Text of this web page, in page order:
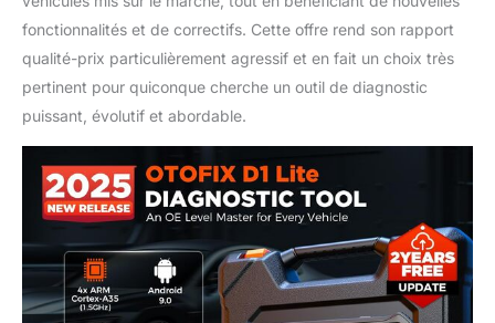
fonctionnalités et de correctifs. Cette offre rend son rapport
qualité-prix particulièrement agressif et en fait un choix très
pertinent pour quiconque cherche un outil de diagnostic
puissant, évolutif et abordable.